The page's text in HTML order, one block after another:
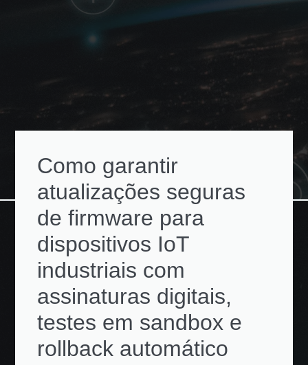
Como garantir
atualizações seguras
de firmware para
dispositivos IoT
industriais com
assinaturas digitais,
testes em sandbox e
rollback automático